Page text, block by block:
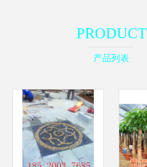
PRODUCT
产品列表